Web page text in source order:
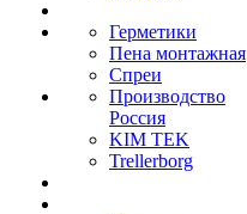
Герметики
Пена монтажная
Спреи
Производство
Россия
KIM TEK
Trellerborg